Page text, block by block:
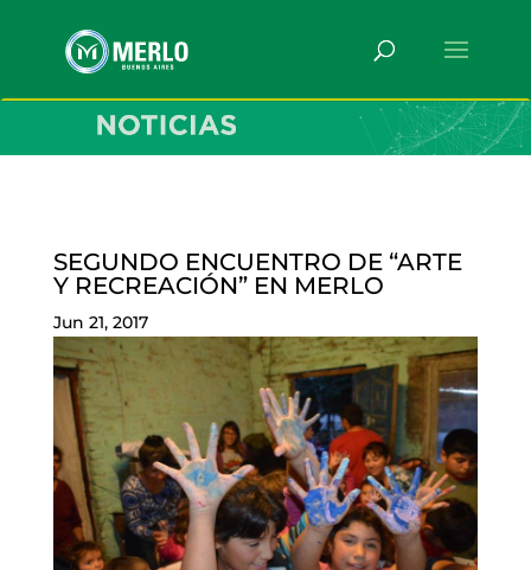
SEGUNDO ENCUENTRO DE “ARTE
Y RECREACIÓN” EN MERLO
Jun 21, 2017